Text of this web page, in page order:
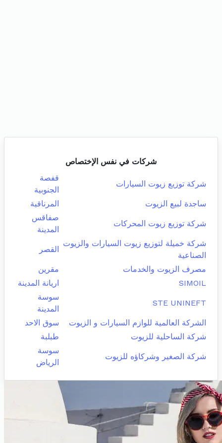
شركات في نفس الإختصاص
شركة توزيع زيوت السيارات
قفصة
الجنوبية
ساجدة لبيع الزيوت
المرناقية
شركة توزيع زيوت المحركات
صفاقس
المدينة
شركة خميلة لتوزيع زيوت السيارات والزيوت
الصناعية
القصر
مصرف الزيوت والخدمات
مقرين
SIMOIL
اريانة المدينة
STE UNINEFT
سوسة
المدينة
الشركة العالمية للوازم السيارات و الزيوت
سوق الاحد
شركة الساحلية للزيوت
طبلبة
شركة الصغير وشركاؤه للزيوت
سوسة
الرياض